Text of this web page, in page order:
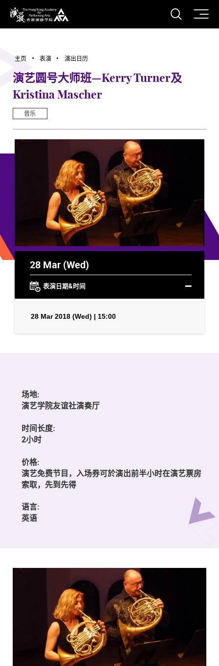
香港演艺学院
打开
主页 表演 演出日历
演艺圆号大师班—Kerry Turner及
Kristina Mascher
音乐
28 Mar (Wed)
表演日期&时间
28 Mar 2018 (Wed) | 15:00
场地:
演艺学院友谊社演奏厅
时间长度:
2小时
价格:
演艺免费节目，入场券可於演出前半小时在演艺票房
索取，先到先得
语言:
英语